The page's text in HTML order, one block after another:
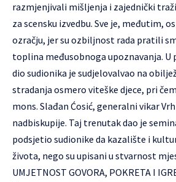
razmjenjivali mišljenja i zajednički
za scensku izvedbu. Sve je, međutim,
ozračju, jer su ozbiljnost rada pratili
toplina međusobnoga upoznavanja. U
dio sudionika je sudjelovalvao na
stradanja osmero viteške djece, pri
mons. Slađan Ćosić, generalni vikar
nadbiskupije. Taj trenutak dao je
podsjetio sudionike da kazalište i
života, nego su upisani u stvarnost
UMJETNOST GOVORA, POKRETA I